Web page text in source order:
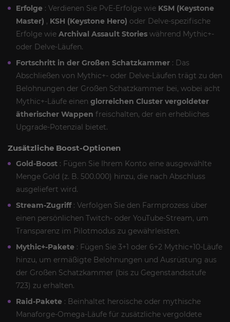
Erfolge : Verdienen Sie PvE-Erfolge wie KSM (Keystone
Master) , KSH (Keystone Hero) oder Delve-spezifische
Erfolge wie Archival Assault Stories während Mythic+-
oder Delve-Läufen.
Fortschritt in der Großen Schatzkammer : Das
Abschließen von Mythic+- oder Delve-Läufen trägt zu den
Belohnungen der Großen Schatzkammer bei, wobei acht
Mythic+-Läufe einen glorreichen Cluster vergoldeter
ätherischer Wappen freischalten, der ein erhebliches
Upgrade-Potenzial bietet.
Zusätzliche Boost-Optionen
Gold-Boost : Fügen Sie Ihrem Konto eine ausgewählte
Menge Gold (z. B. 500.000) hinzu, die nach Abschluss
ausgeliefert wird.
Stream-Zugriff: Verfolgen Sie den Farmprozess über
einen persönlichen Twitch- oder YouTube-Stream, um
Transparenz im Pilotmodus zu gewährleisten.
Mythic+-Pakete : Fügen Sie 3+1 oder 6+2 Mythic+10-Läufe
hinzu, um ermäßigte Belohnungen und Ausrüstung aus
der Großen Schatzkammer (bis zu Gegenstandsstufe
723) zu erhalten.
Raid-Pakete : Beinhaltet heroische oder mythische
Manaforge-Omega-Läufe für zusätzliche vergoldete